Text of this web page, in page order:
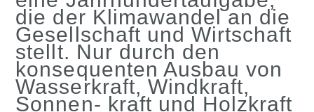
die der Klimawandel an die
Gesellschaft und Wirtschaft
stellt. Nur durch den
konsequenten Ausbau von
Wasserkraft, Windkraft,
Sonnen- kraft und Holzkraft